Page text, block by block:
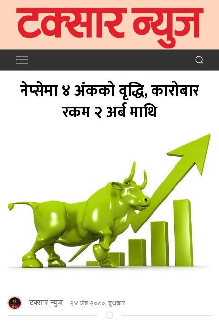
नेप्सेमा ४ अंकको वृद्धि, कारोबार
रकम २ अर्ब माथि
टक्सार न्युज २४ जेष्ठ २०८०, बुधबार